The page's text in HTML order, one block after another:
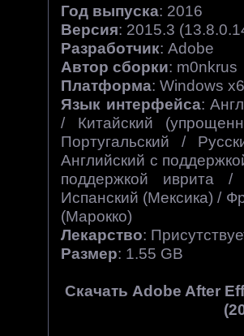
Год выпуска: 2016
Версия: 2015.3
Разработчик: Adobe
Автор сборки: m0nkrus
Платформа: Windows
Язык интерфейса:
/ Китайский
Португальский /
Английский с
поддержкой иврита /
Испанский (Мексика) /
(Марокко)
Лекарство:
Размер: 1.55 GB
Скачать Adobe After